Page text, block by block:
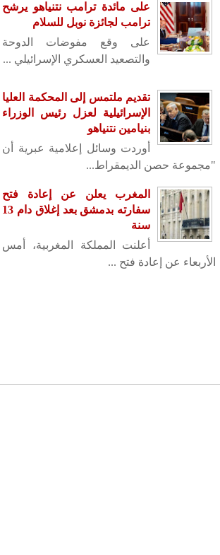
على مائدة ترامب نتنياهو يرشح
ترامب لجائزة نوبل للسلام
على وقع مفوضات الدوحة
والتصعيد العسكري الإسرائيلي ...
تقديم ملتمس إلى المحكمة العليا
الإسرائيلية لعزل رئيس الوزراء
بنيامين نتنياهو
أوردت وسائل إعلامية عبرية أن
"مجموعة حصن الديمقراط...
المغرب يعلن عن إعادة فتح
سفارته بدمشق بعد إغلاق دام 13
سنة
أعلنت المملكة المغربية، أمس
الأربعاء عن إعادة فتح ...